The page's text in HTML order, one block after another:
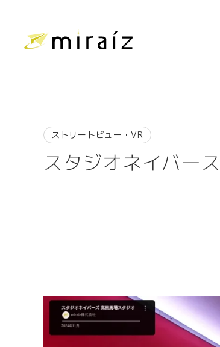
ストリートビュー・VR
スタジオネイバー